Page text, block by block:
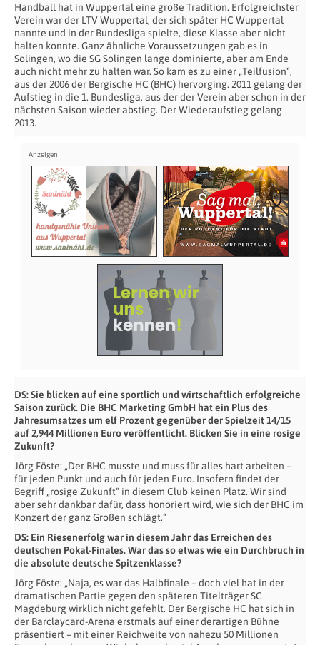
Handball hat in Wuppertal eine große Tradition. Erfolgreichster
Verein war der LTV Wuppertal, der sich später HC Wuppertal
nannte und in der Bundesliga spielte, diese Klasse aber nicht
halten konnte. Ganz ähnliche Voraussetzungen gab es in
Solingen, wo die SG Solingen lange dominierte, aber am Ende
auch nicht mehr zu halten war. So kam es zu einer „Teilfusion“,
aus der 2006 der Bergische HC (BHC) hervorging. 2011 gelang der
Aufstieg in die 1. Bundesliga, aus der der Verein aber schon in der
nächsten Saison wieder abstieg. Der Wiederaufstieg gelang
2013.
DS: Sie blicken auf eine sportlich und wirtschaftlich erfolgreiche
Saison zurück. Die BHC Marketing GmbH hat ein Plus des
Jahresumsatzes um elf Prozent gegenüber der Spielzeit 14/15
auf 2,944 Millionen Euro veröffentlicht. Blicken Sie in eine rosige
Zukunft?
Jörg Föste: „Der BHC musste und muss für alles hart arbeiten –
für jeden Punkt und auch für jeden Euro. Insofern findet der
Begriff „rosige Zukunft“ in diesem Club keinen Platz. Wir sind
aber sehr dankbar dafür, dass honoriert wird, wie sich der BHC im
Konzert der ganz Großen schlägt.“
DS: Ein Riesenerfolg war in diesem Jahr das Erreichen des
deutschen Pokal-Finales. War das so etwas wie ein Durchbruch in
die absolute deutsche Spitzenklasse?
Jörg Föste: „Naja, es war das Halbfinale – doch viel hat in der
dramatischen Partie gegen den späteren Titelträger SC
Magdeburg wirklich nicht gefehlt. Der Bergische HC hat sich in
der Barclaycard-Arena erstmals auf einer derartigen Bühne
präsentiert – mit einer Reichweite von nahezu 50 Millionen